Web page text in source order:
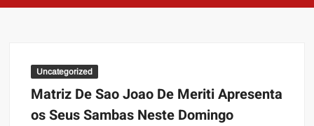
Uncategorized
Matriz De Sao Joao De Meriti Apresenta
os Seus Sambas Neste Domingo